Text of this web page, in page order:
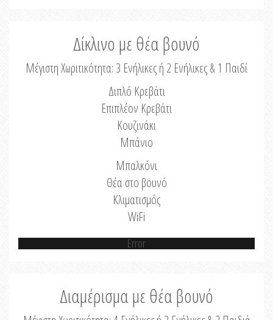
Δίκλινο με θέα βουνό
Μέγιστη Χωριτικότητα: 3 Ενήλικες ή 2 Ενήλικες & 1 Παιδί
Διπλό Κρεβάτι
Επιπλέον Κρεβάτι
Κουζινάκι
Μπάνιο
Μπαλκόνι
Θέα στο βουνό
Κλιματισμός
WiFi
Error
Διαμέρισμα με θέα βουνό